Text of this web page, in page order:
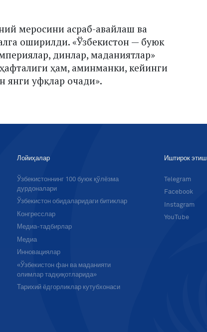
меросини асраб-авайлаш ва
оширилди. «Ўзбекистон — буюк
динлар, маданиятлар»
ҳам, аминманки, кейинги
янги уфқлар очади».
Лойиҳалар
Ўзбекистоннинг 100 буюк қўлёзма
дурдоналари
Ўзбекистон обидаларидаги битиклар
Конгресслар
Медиа-тадбирлар
Медиа
Инновациялар
«Ўзбекистон фан ва маданияти
олимлар тадқиқотларида»
Тарихий ёдгорликлар кутубхонаси
Иштирок этиш
Telegram
Facebook
Instagram
YouTube